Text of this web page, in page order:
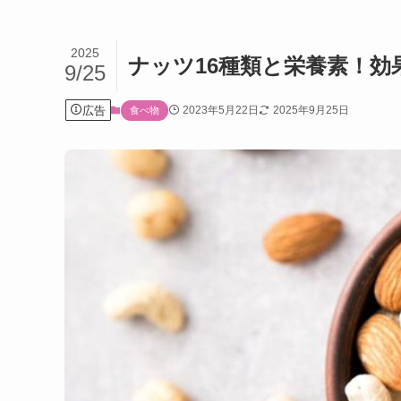
ナッツ16種類と栄養素！効
2025
9/25
広告 食べ物 2023年5月22日 2025年9月25日